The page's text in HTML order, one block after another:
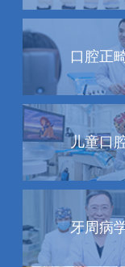
口腔正
儿童口
牙周病